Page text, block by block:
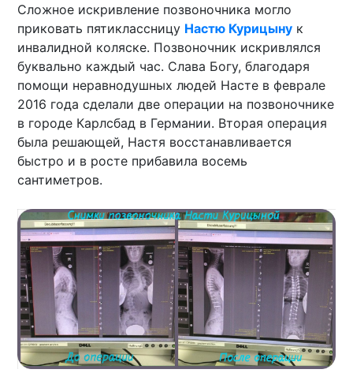
Сложное искривление позвоночника могло
приковать пятиклассницу Настю Курицыну к
инвалидной коляске. Позвоночник искривлялся
буквально каждый час. Слава Богу, благодаря
помощи неравнодушных людей Насте в феврале
2016 года сделали две операции на позвоночнике
в городе Карлсбад в Германии. Вторая операция
была решающей, Настя восстанавливается
быстро и в росте прибавила восемь
сантиметров.